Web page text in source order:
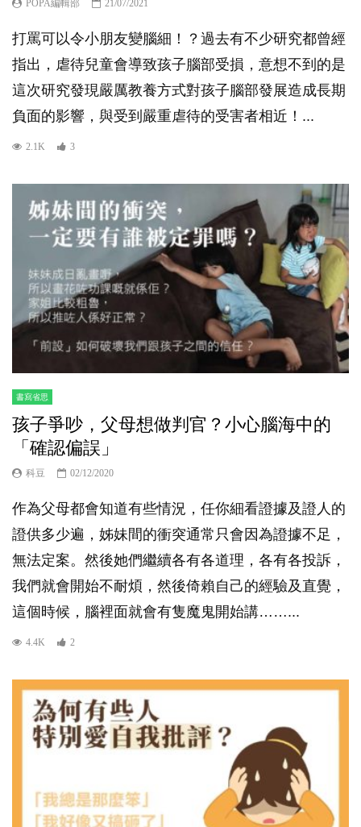
POPA編輯部 21/07/2021
打罵可以令小朋友變腦細！？過去有不少研究都曾經
指出，虐待兒童會導致孩子腦部受損，意想不到的是
這次研究發現嚴厲教養方式對孩子腦部發展造成長期
負面的影響，與受到嚴重虐待的受害者相近！...
2.1K 3
書寫省思
孩子爭吵，父母想做判官？小心腦海中的
「確認偏誤」
科豆 02/12/2020
作為父母都會知道有些情況，任你細看證據及證人的
證供多少遍，姊妹間的衝突通常只會因為證據不足，
無法定案。然後她們繼續各有各道理，各有各投訴，
我們就會開始不耐煩，然後倚賴自己的經驗及直覺，
這個時候，腦裡面就會有隻魔鬼開始講……...
4.4K 2